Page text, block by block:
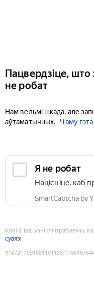
Пацвердзіце, што
не робат
Нам вельмі шкада, але
аўтаматычных.
Чаму
Я не робат
Націсніце, каб
SmartCaptcha by
Калі ў вас узніклі праблемы,
сувязі
9187217091681101105: